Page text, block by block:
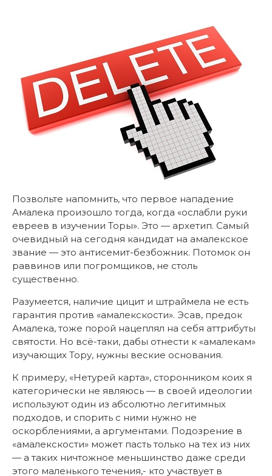
Позвольте напомнить, что первое нападение
Амалека произошло тогда, когда «ослабли руки
евреев в изучении Торы». Это — архетип. Самый
очевидный на сегодня кандидат на амалекское
звание — это антисемит-безбожник. Потомок он
раввинов или погромщиков, не столь
существенно.
Разумеется, наличие цицит и штраймела не есть
гарантия против «амалекскости». Эсав, предок
Амалека, тоже порой нацеплял на себя аттрибуты
святости. Но всё-таки, дабы отнести к «амалекам»
изучающих Тору, нужны веские основания.
К примеру, «Нетурей карта», сторонником коих я
категорически не являюсь — в своей идеологии
используют один из абсолютно легитимных
подходов, и спорить с ними нужно не
оскорблениями, а аргументами. Подозрение в
«амалекскости» может пасть только на тех из них
— а таких ничтожное меньшинство даже среди
этого маленького течения,- кто участвует в